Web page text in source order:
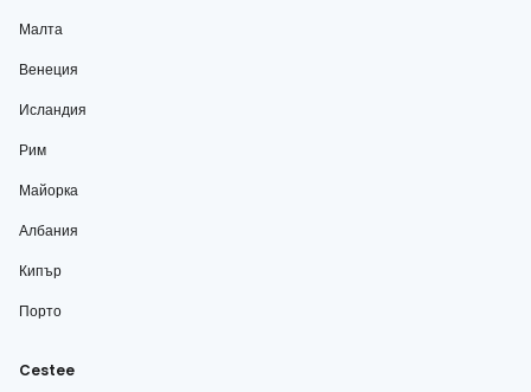
Малта
Венеция
Исландия
Рим
Майорка
Албания
Кипър
Порто
Cestee